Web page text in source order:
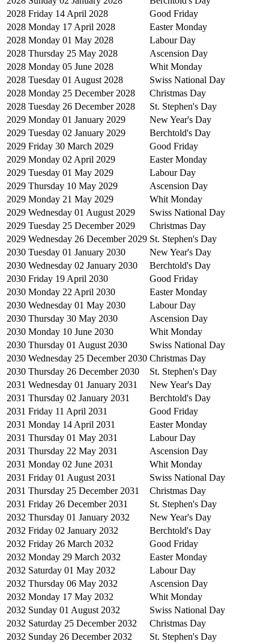
2028 Friday 14 April 2028
Good Friday
2028 Monday 17 April 2028
Easter Monday
2028 Monday 01 May 2028
Labour Day
2028 Thursday 25 May 2028
Ascension Day
2028 Monday 05 June 2028
Whit Monday
2028 Tuesday 01 August 2028
Swiss National Day
2028 Monday 25 December 2028
Christmas Day
2028 Tuesday 26 December 2028
St. Stephen's Day
2029 Monday 01 January 2029
New Year's Day
2029 Tuesday 02 January 2029
Berchtold's Day
2029 Friday 30 March 2029
Good Friday
2029 Monday 02 April 2029
Easter Monday
2029 Tuesday 01 May 2029
Labour Day
2029 Thursday 10 May 2029
Ascension Day
2029 Monday 21 May 2029
Whit Monday
2029 Wednesday 01 August 2029
Swiss National Day
2029 Tuesday 25 December 2029
Christmas Day
2029 Wednesday 26 December 2029 St. Stephen's Day
2030 Tuesday 01 January 2030
New Year's Day
2030 Wednesday 02 January 2030
Berchtold's Day
2030 Friday 19 April 2030
Good Friday
2030 Monday 22 April 2030
Easter Monday
2030 Wednesday 01 May 2030
Labour Day
2030 Thursday 30 May 2030
Ascension Day
2030 Monday 10 June 2030
Whit Monday
2030 Thursday 01 August 2030
Swiss National Day
2030 Wednesday 25 December 2030 Christmas Day
2030 Thursday 26 December 2030
St. Stephen's Day
2031 Wednesday 01 January 2031
New Year's Day
2031 Thursday 02 January 2031
Berchtold's Day
2031 Friday 11 April 2031
Good Friday
2031 Monday 14 April 2031
Easter Monday
2031 Thursday 01 May 2031
Labour Day
2031 Thursday 22 May 2031
Ascension Day
2031 Monday 02 June 2031
Whit Monday
2031 Friday 01 August 2031
Swiss National Day
2031 Thursday 25 December 2031
Christmas Day
2031 Friday 26 December 2031
St. Stephen's Day
2032 Thursday 01 January 2032
New Year's Day
2032 Friday 02 January 2032
Berchtold's Day
2032 Friday 26 March 2032
Good Friday
2032 Monday 29 March 2032
Easter Monday
2032 Saturday 01 May 2032
Labour Day
2032 Thursday 06 May 2032
Ascension Day
2032 Monday 17 May 2032
Whit Monday
2032 Sunday 01 August 2032
Swiss National Day
2032 Saturday 25 December 2032
Christmas Day
2032 Sunday 26 December 2032
St. Stephen's Day